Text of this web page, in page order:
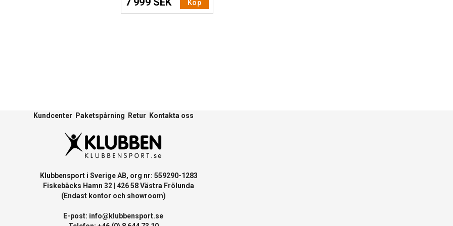
Köp
Kundcenter Paketspårning Retur Kontakta oss
Klubbensport i Sverige AB, org nr: 559290-1283
Fiskebäcks Hamn 32 | 426 58 Västra Frölunda
(Endast kontor och showroom)
E-post: info@klubbensport.se